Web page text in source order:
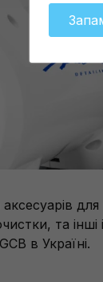
та
в Україні.